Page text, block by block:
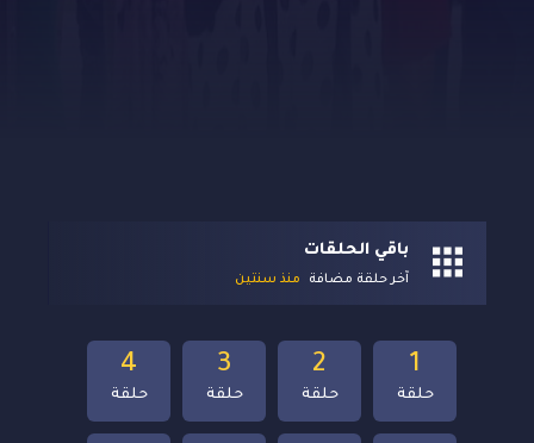
باقي الحلقات
آخر حلقة مضافة منذ سنتين
4
حلقة
3
حلقة
2
حلقة
1
حلقة